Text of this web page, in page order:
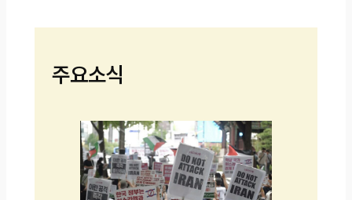
주요소식